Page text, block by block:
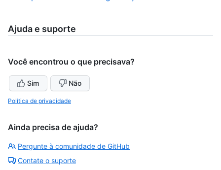
Ajuda e suporte
Você encontrou o que precisava?
Sim Não
Política de privacidade
Ainda precisa de ajuda?
Pergunte à comunidade de GitHub
Contate o suporte